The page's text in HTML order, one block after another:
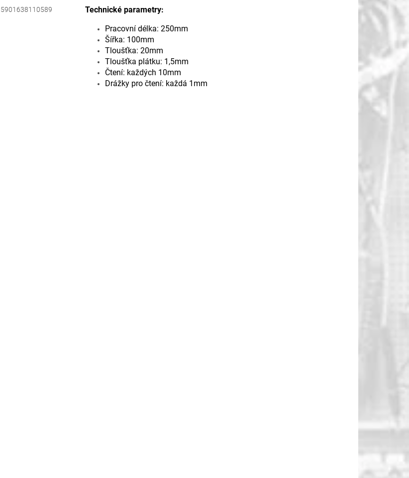
Technické parametry:
Pracovní délka: 250mm
Šířka: 100mm
Tloušťka: 20mm
Tloušťka plátku: 1,5mm
Čtení: každých 10mm
Drážky pro čtení: každá 1mm
5901638110589